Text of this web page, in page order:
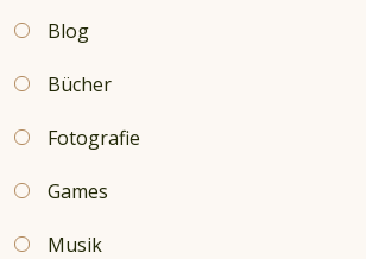
Blog
Bücher
Fotografie
Games
Musik